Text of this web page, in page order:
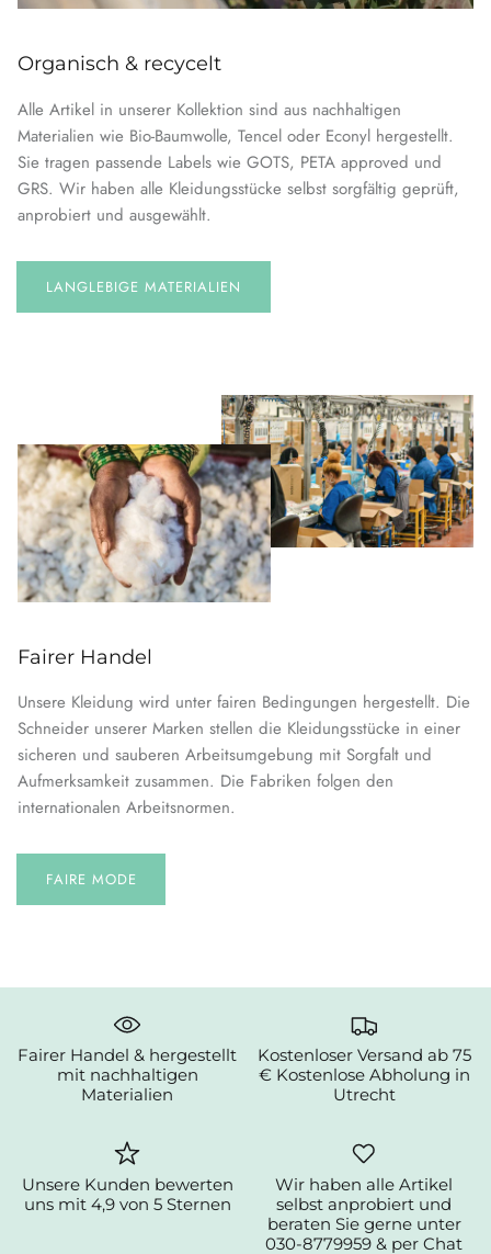
Organisch & recycelt
Alle Artikel in unserer Kollektion sind aus nachhaltigen
Materialien wie Bio-Baumwolle, Tencel oder Econyl hergestellt.
Sie tragen passende Labels wie GOTS, PETA approved und
GRS. Wir haben alle Kleidungsstücke selbst sorgfältig geprüft,
anprobiert und ausgewählt.
LANGLEBIGE MATERIALIEN
Fairer Handel
Unsere Kleidung wird unter fairen Bedingungen hergestellt. Die
Schneider unserer Marken stellen die Kleidungsstücke in einer
sicheren und sauberen Arbeitsumgebung mit Sorgfalt und
Aufmerksamkeit zusammen. Die Fabriken folgen den
internationalen Arbeitsnormen.
FAIRE MODE
Fairer Handel & hergestellt
mit nachhaltigen
Materialien
Kostenloser Versand ab 75
€ Kostenlose Abholung in
Utrecht
Unsere Kunden bewerten
uns mit 4,9 von 5 Sternen
Wir haben alle Artikel
selbst anprobiert und
beraten Sie gerne unter
030-8779959 & per Chat